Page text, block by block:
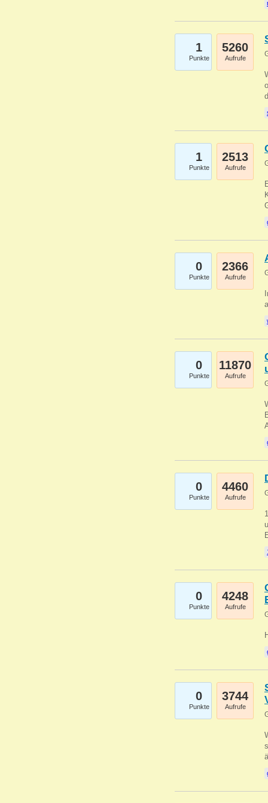
1
Punkte
5260
Aufrufe
1
Punkte
2513
Aufrufe
0
Punkte
2366
Aufrufe
0
Punkte
11870
Aufrufe
0
Punkte
4460
Aufrufe
0
Punkte
4248
Aufrufe
0
Punkte
3744
Aufrufe